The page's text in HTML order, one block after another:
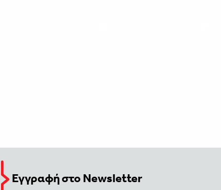
Εγγραφή στο Newsletter